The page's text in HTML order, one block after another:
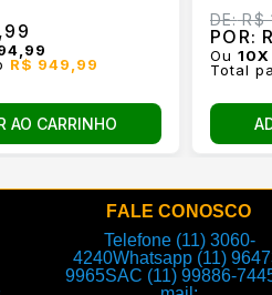
R$ 949,99
AO CARRINHO
DE:R$
POR:
Ou10X
Total
FALE CONOSCO
Telefone (11) 3060-
4240Whatsapp (11)
9965SAC (11) 99886-